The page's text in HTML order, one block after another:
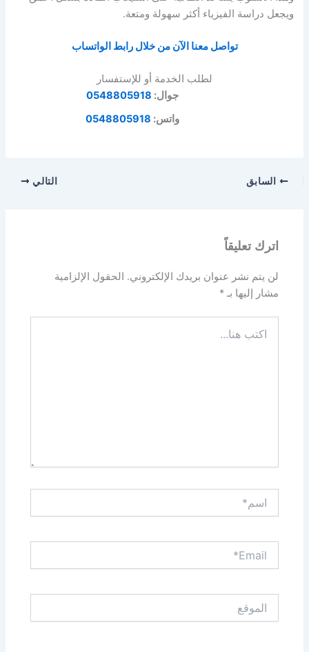
ويجعل دراسة الفيزياء أكثر سهولة ومتعة.
تواصل معنا الآن من خلال رابط الواتساب
لطلب الخدمة أو للإستفسار
جوال: 0548805918
واتس: 0548805918
السابق التالي
اترك تعليقاً
لن يتم نشر عنوان بريدك الإلكتروني. الحقول الإلزامية
مشار إليها بـ*
هنا...